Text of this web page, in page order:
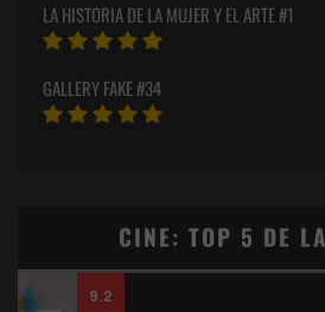
LA HISTORIA DE LA MUJER Y EL ARTE #1
GALLERY FAKE #34
CINE: TOP 5 DE
9.2